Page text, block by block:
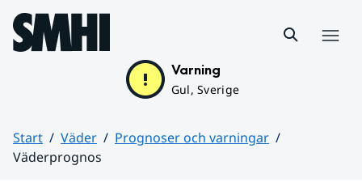
Hoppa till sidans innehåll
Varning
Gul, Sverige
Start Väder
Prognoser och varningar
Väderprognos